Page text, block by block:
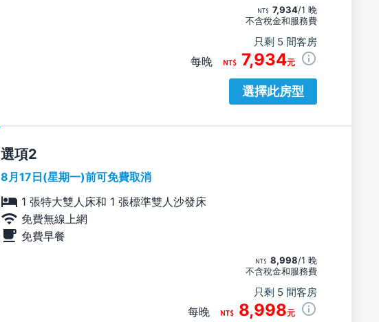
7,934/1 晚
不含稅金和服務費
只剩 5 間客房
每晚 7,934元
選擇此房型
選項
8月17日(星期一)前可免費取消
1 張特大雙人床和 1 張標準雙人沙發床
免費無線上網
免費早餐
8,998/1 晚
不含稅金和服務費
只剩 5 間客房
每晚 8,998元